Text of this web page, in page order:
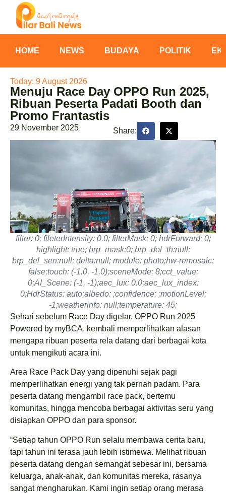
HOME NEWS BUDAYA POLITIK
Today: 9 August 2026
Menuju Race Day OPPO Run 2025,
Ribuan Peserta Padati Booth dan
Promo Frantastis
29 November 2025 Share:
filter: 0; fileterIntensity: 0.0; filterMask: 0; hdrForward: 0;
highlight: true; brp_mask:0; brp_del_th:null;
brp_del_sen:null; delta:null; module: photo;hw-remosaic:
false;touch: (-1.0, -1.0);sceneMode: 8;cct_value:
0;AI_Scene: (-1, -1);aec_lux: 0.0;aec_lux_index:
0;HdrStatus: auto;albedo: ;confidence: ;motionLevel:
-1;weatherinfo: null;temperature: 45;
Sehari sebelum Race Day digelar, OPPO Run 2025
Powered by myBCA, kembali memperlihatkan alasan
mengapa ribuan peserta rela datang dari berbagai kota
untuk mengikuti acara ini.
Area Race Pack Day yang dipenuhi sejak pagi
memperlihatkan energi yang tak pernah padam. Para
peserta datang mengambil race pack, bertemu
komunitas, hingga mencoba berbagai aktivitas seru yang
disiapkan OPPO dan para sponsor.
“Setiap tahun OPPO Run selalu membawa cerita baru,
tapi tahun ini terasa jauh lebih istimewa. Melihat ribuan
peserta datang dengan semangat sebesar ini, bersama
keluarga, anak-anak, dan komunitas mereka, rasanya
sangat mengharukan. Kami ingin setiap orang merasa